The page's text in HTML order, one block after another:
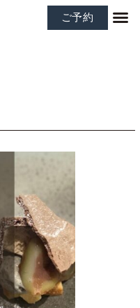
ご予約